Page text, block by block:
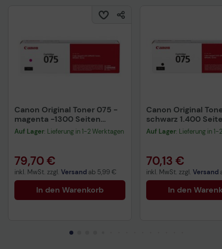
Canon Original Toner 075 -
magenta -1300 Seiten
(6363C002)
Auf Lager: Lieferung in 1-2 Werktagen
79,70 €
inkl. MwSt. zzgl. Versand ab 5,99 €
In den Warenkorb
Canon Original
schwarz 1.400
(6365C002)
Auf Lager: Lieferung in
70,13 €
inkl. MwSt. zzgl. Versand
In den